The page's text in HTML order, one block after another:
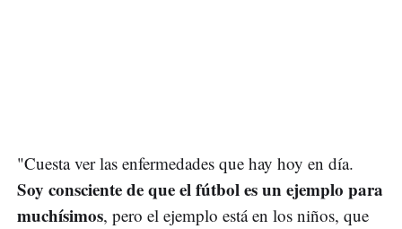
"Cuesta ver las enfermedades que hay hoy en día.
Soy consciente de que el fútbol es un ejemplo para
muchísimos, pero el ejemplo está en los niños, que